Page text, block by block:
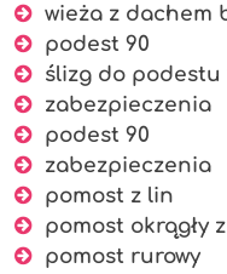
wieża z dachem
podest 90
ślizg do podestu
zabezpieczenia
podest 90
zabezpieczenia
pomost z lin
pomost okrągły
pomost rurowy